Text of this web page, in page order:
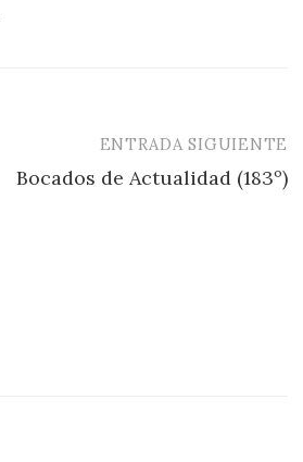
ENTRADA SIGUIENTE
Bocados de Actualidad (183º)